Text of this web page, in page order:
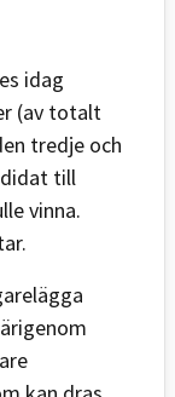
idag
(av totalt
tredje och
till
vinna.